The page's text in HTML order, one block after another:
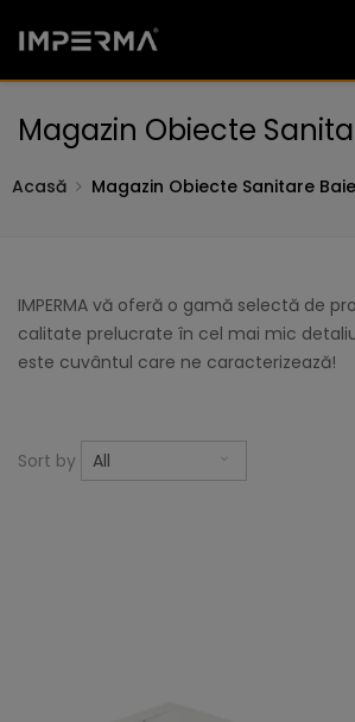
Magazin Obiecte
Acasă Magazin Obiecte Sanitare Baie
IMPERMA vă oferă o gamă selectă de
calitate prelucrate în cel mai mic
este cuvântul care ne caracterizează!
Sort by All